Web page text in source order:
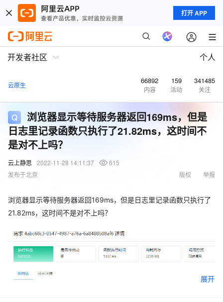
打开 APP
开发者社区 个人
云原生 66892
内容
159
活动
341485
关注
浏览器显示等待服务器返回169ms，但是
日志里记录函数只执行了21.82ms，这时间不
是对不上吗？
云上静思 2022-11-28 14:11:37
615
发布于北京
举报
版权
浏览器显示等待服务器返回169ms，但是日志里记录函数只执行了
21.82ms，这时间不是对不上吗？
展开